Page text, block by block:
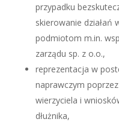
przypadku
skierowanie działań
podmiotom m.in.
zarządu sp. z o.o.,
reprezentacja w
naprawczym
wierzyciela i
dłużnika,